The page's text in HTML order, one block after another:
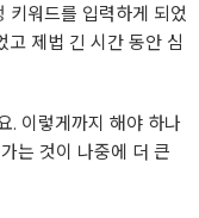
키워드를 입력하게 되었
고 제법 긴 시간 동안 심
. 이렇게까지 해야 하나
는 것이 나중에 더 큰